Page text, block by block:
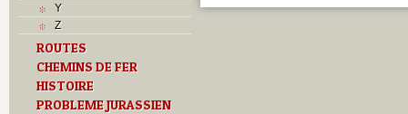
Y
Z
ROUTES
CHEMINS DE FER
HISTOIRE
PROBLEME JURASSIEN